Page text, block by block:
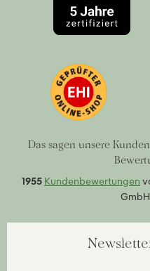
Das sagen unsere
1955 Kundenbewertungen